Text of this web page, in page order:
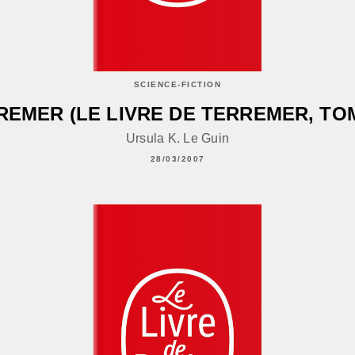
SCIENCE-FICTION
(LE LIVRE DE TERREMER,
Ursula K. Le Guin
28/03/2007